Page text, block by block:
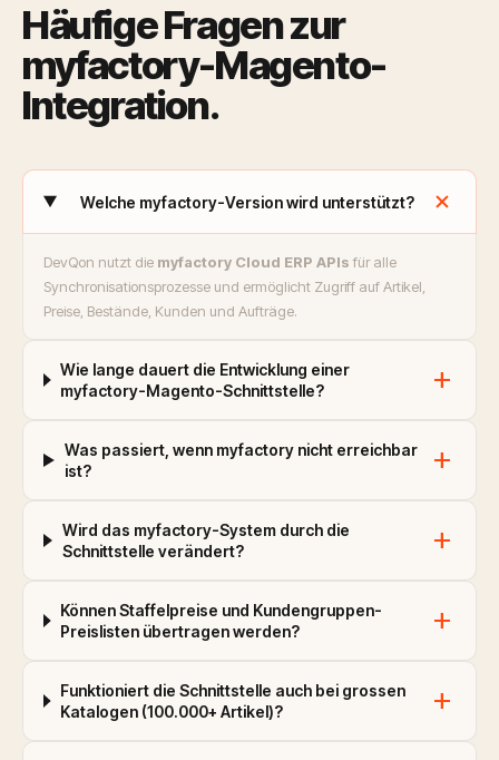
Häufige Fragen zur
myfactory-Magento-
Integration.
Welche myfactory-Version wird unterstützt? add
DevQon nutzt die myfactory Cloud ERP APIs für alle
Synchronisationsprozesse und ermöglicht Zugriff auf Artikel,
Preise, Bestände, Kunden und Aufträge.
Wie lange dauert die Entwicklung einer
myfactory-Magento-Schnittstelle?
add
Was passiert, wenn myfactory nicht erreichbar
ist?
add
Wird das myfactory-System durch die
Schnittstelle verändert?
add
Können Staffelpreise und Kundengruppen-
Preislisten übertragen werden?
add
Funktioniert die Schnittstelle auch bei grossen
Katalogen (100.000+ Artikel)?
add